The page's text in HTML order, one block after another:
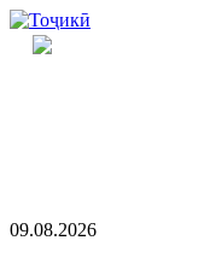
09.08.2026